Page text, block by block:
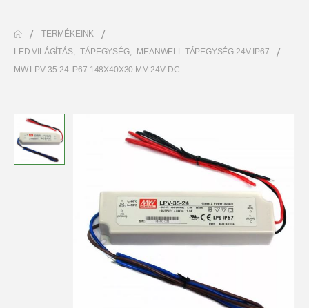
TERMÉKEINK
LED VILÁGÍTÁS, TÁPEGYSÉG,
MEANWELL TÁPEGYSÉG 24V IP67
MW LPV-35-24 IP67 148X40X30 MM 24V DC